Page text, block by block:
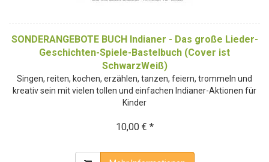
SONDERANGEBOTE BUCH Indianer - Das große Lieder-
Geschichten-Spiele-Bastelbuch (Cover ist
SchwarzWeiß)
Singen, reiten, kochen, erzählen, tanzen, feiern, trommeln und
kreativ sein mit vielen tollen und einfachen Indianer-Aktionen für
Kinder
10,00 € *